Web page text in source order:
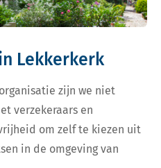
Lekkerkerk
zijn we niet
verzekeraars en
om zelf te kiezen uit
in de omgeving van